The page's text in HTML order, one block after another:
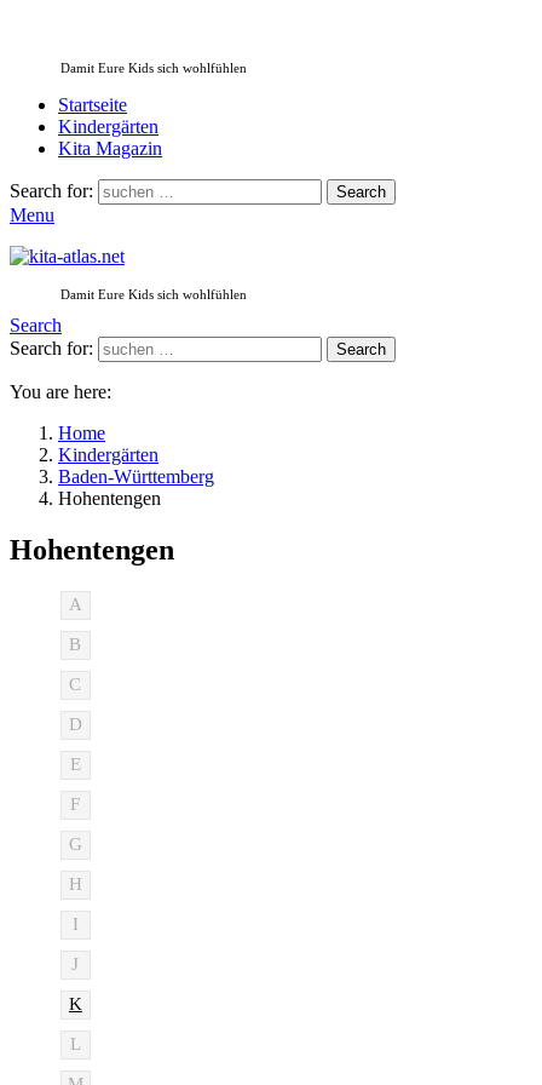
Damit Eure Kids sich wohlfühlen
Startseite
Kindergärten
Kita Magazin
Search for: Search
Menu
Damit Eure Kids sich wohlfühlen
Search
Search for:
Search
You are here:
Home
Kindergärten
Baden-Württemberg
Hohentengen
Hohentengen
A
B
C
D
E
F
G
H
I
J
K
L